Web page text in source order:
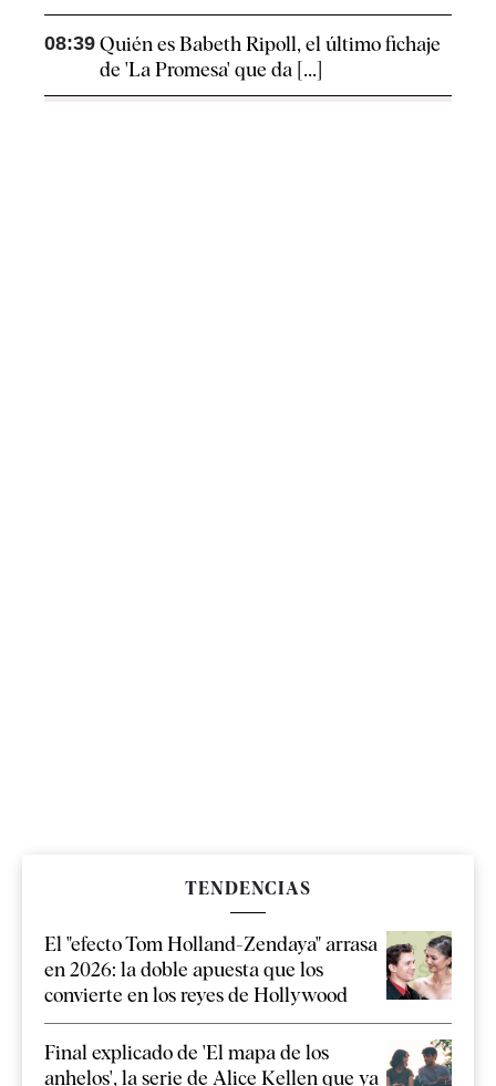
08:39 Quién es Babeth Ripoll, el último fichaje
de 'La Promesa' que da [...]
TENDENCIAS
El "efecto Tom Holland-Zendaya" arrasa
en 2026: la doble apuesta que los
convierte en los reyes de Hollywood
Final explicado de 'El mapa de los
anhelos', la serie de Alice Kellen que ya